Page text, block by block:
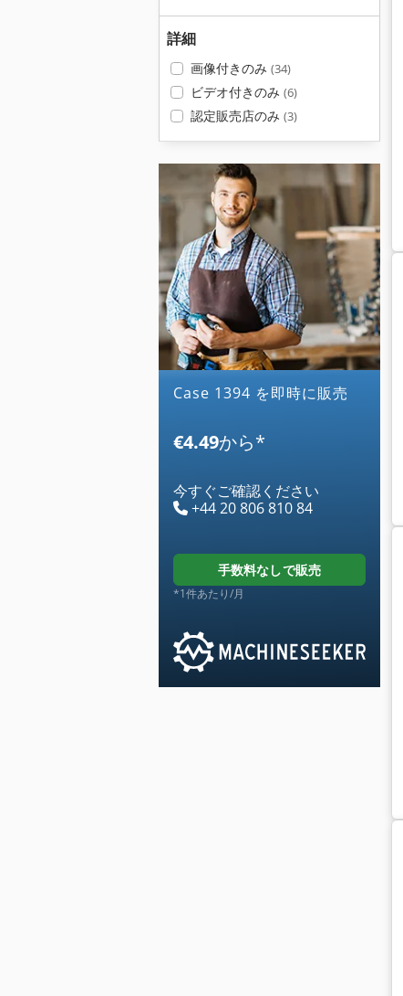
詳細
画像付きのみ (34)
ビデオ付きのみ (6)
認定販売店のみ (3)
case 1394 を即時に販売
€4.49から*
今すぐご確認ください
+44 20 806 810 84
手数料なしで販売
*1件あたり/月